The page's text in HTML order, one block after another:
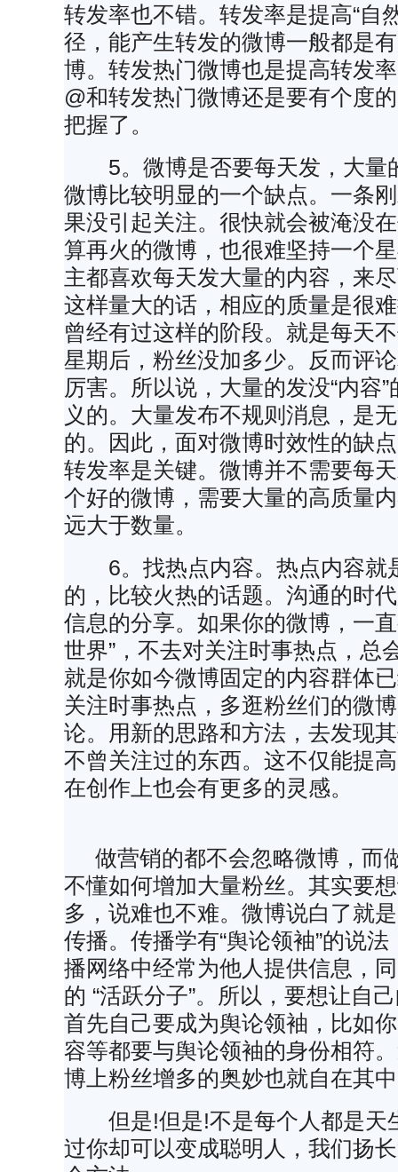
转发率也不错。转发率是提高“自
径，能产生转发的微博一般都是
博。转发热门微博也是提高转发
@和转发热门微博还是要有个度
把握了。
5。微博是否要每天发，大量
微博比较明显的一个缺点。一条
果没引起关注。很快就会被淹没
算再火的微博，也很难坚持一个
主都喜欢每天发大量的内容，来
这样量大的话，相应的质量是很
曾经有过这样的阶段。就是每天
星期后，粉丝没加多少。反而评
厉害。所以说，大量的发没“内容
义的。大量发布不规则消息，是
的。因此，面对微博时效性的缺
转发率是关键。微博并不需要每
个好的微博，需要大量的高质量
远大于数量。
6。找热点内容。热点内容就
的，比较火热的话题。沟通的时
信息的分享。如果你的微博，一
世界”，不去对关注时事热点，总
就是你如今微博固定的内容群体
关注时事热点，多逛粉丝们的微
论。用新的思路和方法，去发现
不曾关注过的东西。这不仅能提
在创作上也会有更多的灵感。
做营销的都不会忽略微博，而
不懂如何增加大量粉丝。其实要
多，说难也不难。微博说白了就
传播。传播学有“舆论领袖”的说
播网络中经常为他人提供信息，
的 “活跃分子”。所以，要想让自
首先自己要成为舆论领袖，比如
容等都要与舆论领袖的身份相符
博上粉丝增多的奥妙也就自在其
但是!但是!不是每个人都是天
过你却可以变成聪明人，我们扬